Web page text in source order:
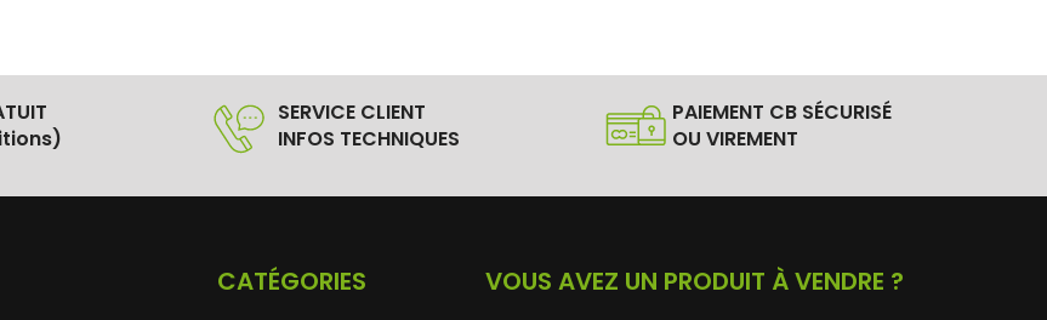
SERVICE CLIENT
INFOS TECHNIQUES
PAIEMENT CB SÉCURISÉ
OU VIREMENT
CATÉGORIES VOUS AVEZ UN PRODUIT À VENDRE ?